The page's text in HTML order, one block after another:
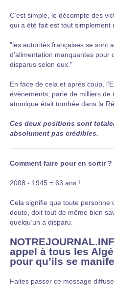
C’est simple, le décompte des
qui a été fait est tout simplement
"les autorités françaises se sont
d’alimentation manquantes pour
disparus selon eux."
En face de cela et après coup,
évènements, parle de milliers de
atomique était tombée dans la
Ces deux positions sont
absolument pas crédibles.
Comment faire pour en sortir ?
2008 - 1945 = 63 ans !
Cela signifie que toute personne
doute, doit tout de même bien
quelqu’un a disparu.
appel à tous les
pour qu’ils se
Faites passer ce message